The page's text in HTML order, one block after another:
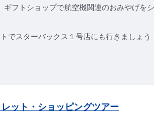
ギフトショップで航空機関連のおみやげを
でスターバックス１号店にも行きましょう
ット・ショッピングツアー